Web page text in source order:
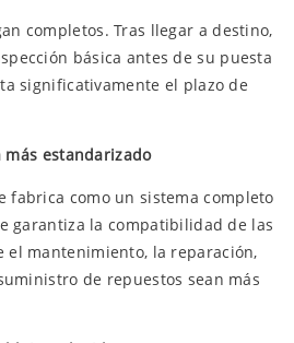
completos. Tras llegar a destino,
básica antes de su puesta
significativamente el plazo de
más estandarizado
fabrica como un sistema completo
garantiza la compatibilidad de las
el mantenimiento, la reparación,
de repuestos sean más